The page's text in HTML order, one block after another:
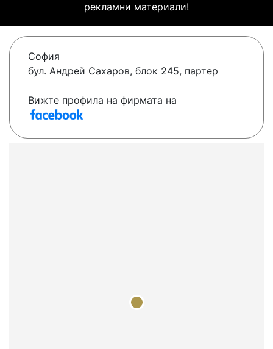
рекламни материали!
София
бул. Андрей Сахаров, блок 245, партер
Вижте профила на фирмата на